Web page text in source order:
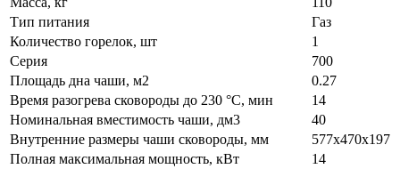
Тип питания
Газ
Количество горелок, шт
1
Серия
700
Площадь дна чаши, м2
0.27
Время разогрева сковороды до 230 °C, мин
14
Номинальная вместимость чаши, дм3
40
Внутренние размеры чаши сковороды, мм
577х470х197
Полная максимальная мощность, кВт
14